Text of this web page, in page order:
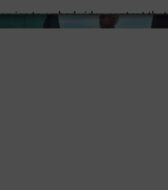
to embed video content that
your activity. Please review the